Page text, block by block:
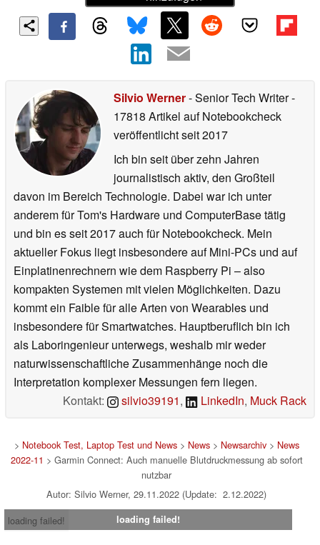
Silvio Werner- Senior Tech Writer-
17818 Artikel auf Notebookcheck
veröffentlichtseit 2017
Ich bin seit über zehn Jahren
journalistisch aktiv, den Großteil
davon im Bereich Technologie. Dabei war ich unter
anderem für Tom's Hardware und ComputerBase tätig
und bin es seit 2017 auch für Notebookcheck. Mein
aktueller Fokus liegt insbesondere auf Mini-PCs und auf
Einplatinenrechnern wie dem Raspberry Pi – also
kompakten Systemen mit vielen Möglichkeiten. Dazu
kommt ein Faible für alle Arten von Wearables und
insbesondere für Smartwatches. Hauptberuflich bin ich
als Laboringenieur unterwegs, weshalb mir weder
naturwissenschaftliche Zusammenhänge noch die
Interpretation komplexer Messungen fern liegen.
Kontakt:
silvio39191, LinkedIn, Muck Rack
> Notebook Test, Laptop Test und News> News> Newsarchiv> News
2022-11 > Garmin Connect: Auch manuelle Blutdruckmessung ab sofort
nutzbar
Autor: Silvio Werner, 29.11.2022 (Update: 2.12.2022)
loading failed!
loading failed!